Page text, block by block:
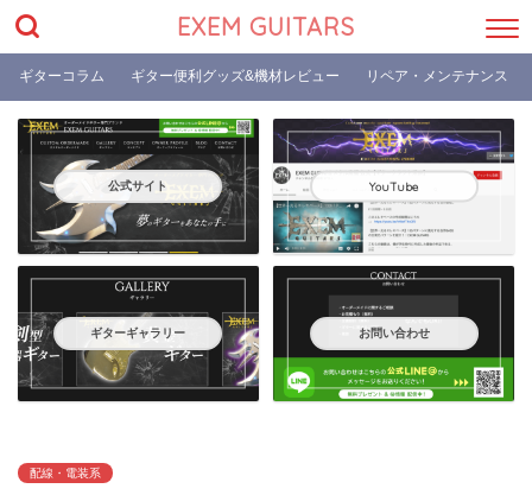
EXEM GUITARS
ギターコラム ギター便利グッズ&機材レビュー リペア・メンテナンス
公式サイト YouTube
ギターギャラリー お問い合わせ
配線・電装系